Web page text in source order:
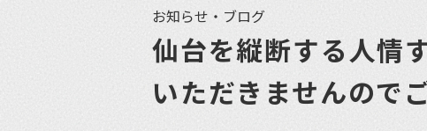
お知らせ・ブログ
仙台を縦断する人情
いただきませんので